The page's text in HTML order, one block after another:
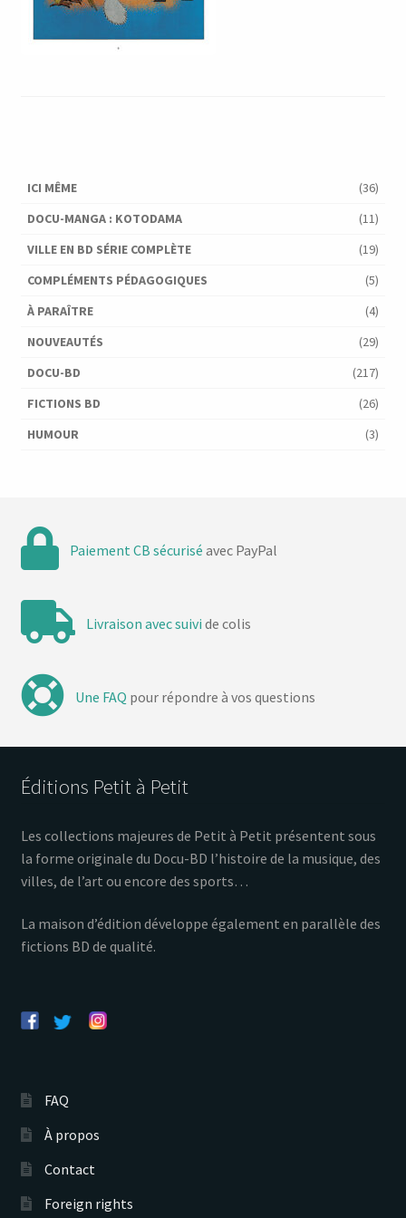
ICI MÊME
(36)
DOCU-MANGA : KOTODAMA
(11)
VILLE EN BD SÉRIE COMPLÈTE
(19)
COMPLÉMENTS PÉDAGOGIQUES
(5)
À PARAÎTRE
(4)
NOUVEAUTÉS
(29)
DOCU-BD
(217)
FICTIONS BD
(26)
HUMOUR
(3)
Paiement CB sécurisé avec PayPal
Livraison avec suivi de colis
Une FAQ pour répondre à vos questions
Éditions Petit à Petit
Les collections majeures de Petit à Petit présentent sous
la forme originale du Docu-BD l’histoire de la musique, des
villes, de l’art ou encore des sports…
La maison d’édition développe également en parallèle des
fictions BD de qualité.
FAQ
À propos
Contact
Foreign rights